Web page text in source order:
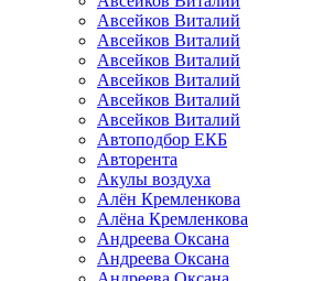
Авсейков Виталий
Авсейков Виталий
Авсейков Виталий
Авсейков Виталий
Авсейков Виталий
Авсейков Виталий
Автоподбор ЕКБ
Авторента
Акулы воздуха
Алён Кремленкова
Алёна Кремленкова
Андреева Оксана
Андреева Оксана